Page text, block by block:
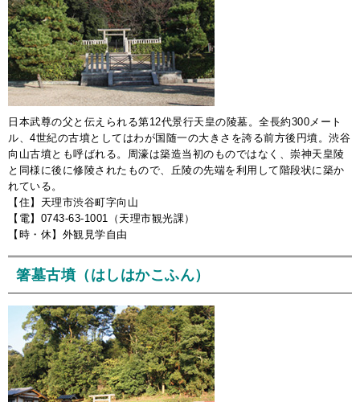
日本武尊の父と伝えられる第12代景行天皇の陵墓。全長約300メート
ル、4世紀の古墳としてはわが国随一の大きさを誇る前方後円墳。渋谷
向山古墳とも呼ばれる。周濠は築造当初のものではなく、崇神天皇陵
と同様に後に修陵されたもので、丘陵の先端を利用して階段状に築か
れている。
【住】天理市渋谷町字向山
【電】0743-63-1001（天理市観光課）
【時・休】外観見学自由
箸墓古墳（はしはかこふん）